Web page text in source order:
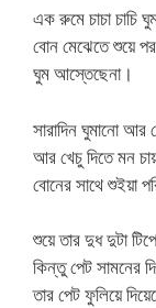
এক রুমে চাচা চাচি
বোন মেঝেতে শুয়ে
ঘুম আস্তেছেনা।
সারাদিন ঘুমানো আর
আর খেচু দিতে মন
বোনের সাথে শুইয়া
শুয়ে তার দুধ দুটা
কিন্তু পেট সামনের
তার পেট ফুলিয়ে